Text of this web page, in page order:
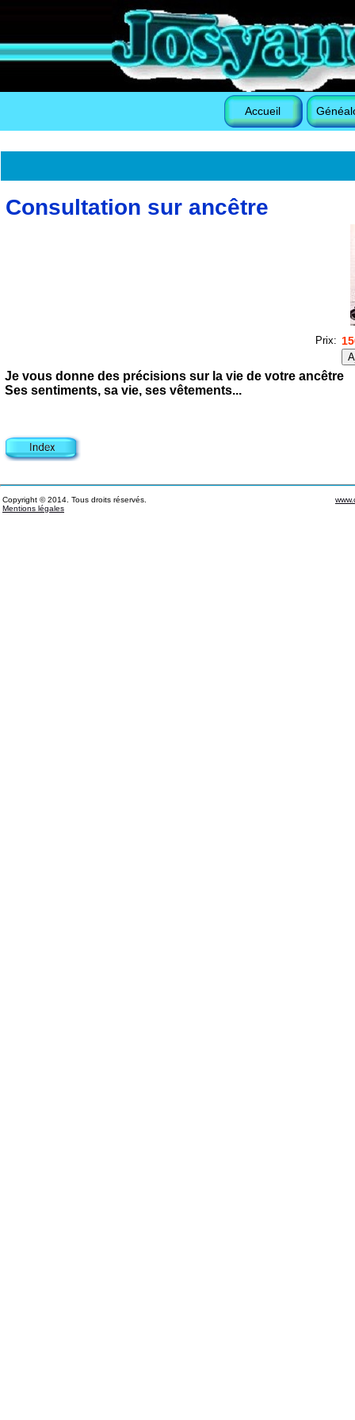
Accueil
Consultation sur ancêtre
Prix:
Je vous donne des précisions sur la vie de votre ancêtre
Ses sentiments, sa vie, ses vêtements...
Copyright © 2014. Tous droits réservés.
Mentions légales